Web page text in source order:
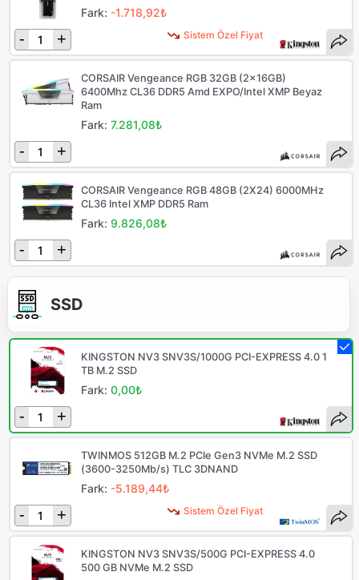
Sistem Özel Fiyat
Fark: -1.718,92₺
- +
CORSAIR Vengeance RGB 32GB (2x16GB)
6400Mhz CL36 DDR5 Amd EXPO/Intel XMP Beyaz
Ram
Fark:7.281,08₺
- +
CORSAIR Vengeance RGB 48GB (2X24) 6000MHz
CL36 Intel XMP DDR5 Ram
Fark: 9.826,08₺
- +
SSD
KINGSTON NV3 SNV3S/1000G PCI-EXPRESS 4.0 1
TB M.2 SSD
Fark:0,00₺
- +
Sistem Özel Fiyat
TWINMOS 512GB M.2 PCIe Gen3 NVMe M.2 SSD
(3600-3250Mb/s) TLC 3DNAND
Fark: -5.189,44₺
- +
KINGSTON NV3 SNV3S/500G PCI-EXPRESS 4.0
500 GB NVMe M.2 SSD